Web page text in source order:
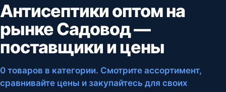
Антисептики оптом на
рынке Садовод —
поставщики и цены
0 товаров в категории. Смотрите ассортимент,
сравнивайте цены и закупайтесь для своих